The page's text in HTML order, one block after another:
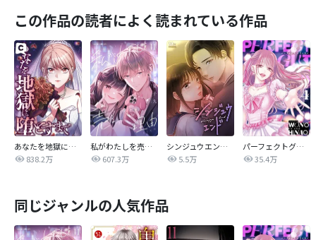
この作品の読者によく読まれている作品
あなたを地獄に堕とすまで
838.2万
私がわたしを売る理由
607.3万
シンジュウエンド【タテヨミ】
5.5万
パーフェクトグリッター
35.4万
同じジャンルの人気作品